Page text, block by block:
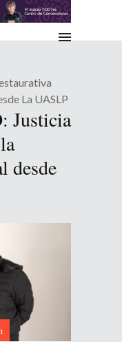
La UASLP
Justicia
desde